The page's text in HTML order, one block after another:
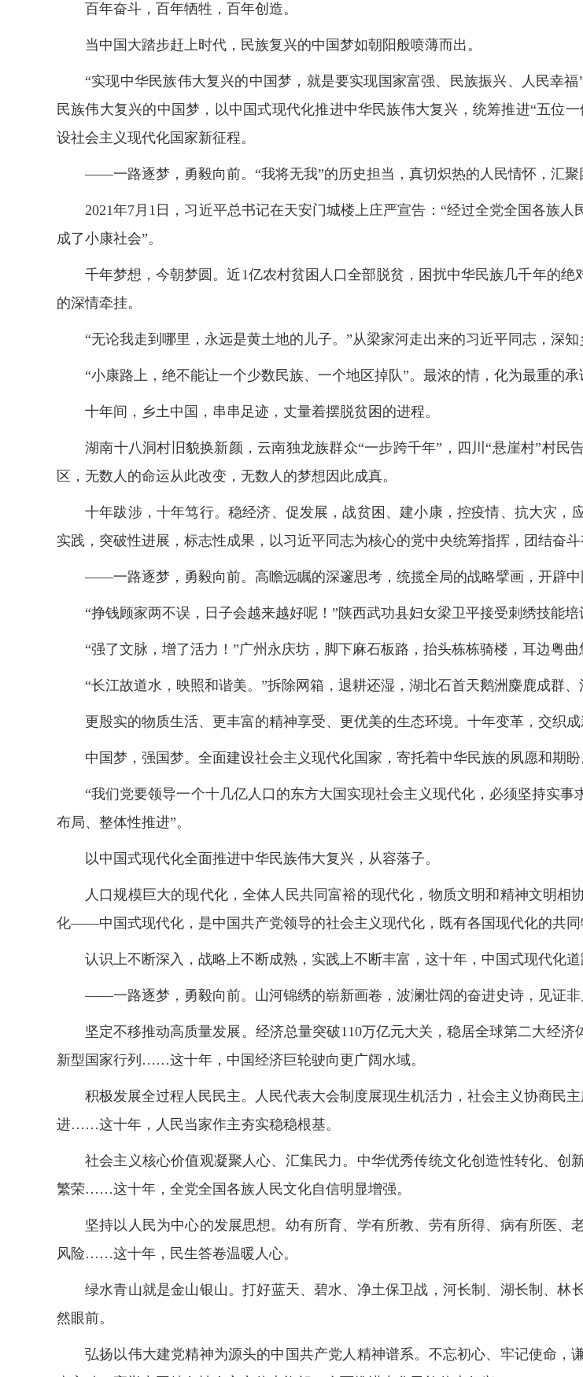
百年奋斗，百年牺牲，百年创造。
当中国大踏步赶上时代，民族复兴的中国梦如朝阳般喷薄而出。
“实现中华民族伟大复兴的中国梦，就是要实现国家富强、民族振兴、人民幸
民族伟大复兴的中国梦，以中国式现代化推进中华民族伟大复兴，统筹推进“五位
设社会主义现代化国家新征程。
——一路逐梦，勇毅向前。“我将无我”的历史担当，真切炽热的人民情怀，汇聚
2021年7月1日，习近平总书记在天安门城楼上庄严宣告：“经过全党全国各族
成了小康社会”。
千年梦想，今朝梦圆。近1亿农村贫困人口全部脱贫，困扰中华民族几千年的
的深情牵挂。
“无论我走到哪里，永远是黄土地的儿子。”从梁家河走出来的习近平同志，深知
“小康路上，绝不能让一个少数民族、一个地区掉队”。最浓的情，化为最重的承
十年间，乡土中国，串串足迹，丈量着摆脱贫困的进程。
湖南十八洞村旧貌换新颜，云南独龙族群众“一步跨千年”，四川“悬崖村”村
区，无数人的命运从此改变，无数人的梦想因此成真。
十年跋涉，十年笃行。稳经济、促发展，战贫困、建小康，控疫情、抗大灾
实践，突破性进展，标志性成果，以习近平同志为核心的党中央统筹指挥，团结奋
——一路逐梦，勇毅向前。高瞻远瞩的深邃思考，统揽全局的战略擘画，开辟中
“挣钱顾家两不误，日子会越来越好呢！”陕西武功县妇女梁卫平接受刺绣技能
“强了文脉，增了活力！”广州永庆坊，脚下麻石板路，抬头栋栋骑楼，耳边粤
“长江故道水，映照和谐美。”拆除网箱，退耕还湿，湖北石首天鹅洲麋鹿成群
更殷实的物质生活、更丰富的精神享受、更优美的生态环境。十年变革，交织成
中国梦，强国梦。全面建设社会主义现代化国家，寄托着中华民族的夙愿和期盼
“我们党要领导一个十几亿人口的东方大国实现社会主义现代化，必须坚持实
布局、整体性推进”。
以中国式现代化全面推进中华民族伟大复兴，从容落子。
人口规模巨大的现代化，全体人民共同富裕的现代化，物质文明和精神文明
化——中国式现代化，是中国共产党领导的社会主义现代化，既有各国现代化的共同
认识上不断深入，战略上不断成熟，实践上不断丰富，这十年，中国式现代化
——一路逐梦，勇毅向前。山河锦绣的崭新画卷，波澜壮阔的奋进史诗，见证非
坚定不移推动高质量发展。经济总量突破110万亿元大关，稳居全球第二大经
新型国家行列……这十年，中国经济巨轮驶向更广阔水域。
积极发展全过程人民民主。人民代表大会制度展现生机活力，社会主义协商民
进……这十年，人民当家作主夯实稳稳根基。
社会主义核心价值观凝聚人心、汇集民力。中华优秀传统文化创造性转化、
繁荣……这十年，全党全国各族人民文化自信明显增强。
坚持以人民为中心的发展思想。幼有所育、学有所教、劳有所得、病有所医
风险……这十年，民生答卷温暖人心。
绿水青山就是金山银山。打好蓝天、碧水、净土保卫战，河长制、湖长制、
然眼前。
弘扬以伟大建党精神为源头的中国共产党人精神谱系。不忘初心、牢记使命